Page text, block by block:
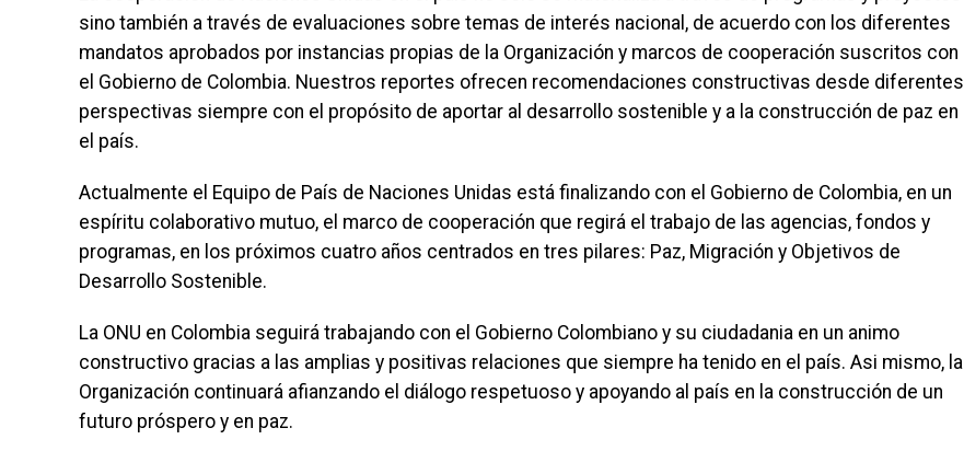
sino también a través de evaluaciones sobre temas de interés nacional, de acuerdo con los diferentes
mandatos aprobados por instancias propias de la Organización y marcos de cooperación suscritos con
el Gobierno de Colombia. Nuestros reportes ofrecen recomendaciones constructivas desde diferentes
perspectivas siempre con el propósito de aportar al desarrollo sostenible y a la construcción de paz en
el país.
Actualmente el Equipo de País de Naciones Unidas está finalizando con el Gobierno de Colombia, en un
espíritu colaborativo mutuo, el marco de cooperación que regirá el trabajo de las agencias, fondos y
programas, en los próximos cuatro años centrados en tres pilares: Paz, Migración y Objetivos de
Desarrollo Sostenible.
La ONU en Colombia seguirá trabajando con el Gobierno Colombiano y su ciudadania en un animo
constructivo gracias a las amplias y positivas relaciones que siempre ha tenido en el país. Asi mismo, la
Organización continuará afianzando el diálogo respetuoso y apoyando al país en la construcción de un
futuro próspero y en paz.